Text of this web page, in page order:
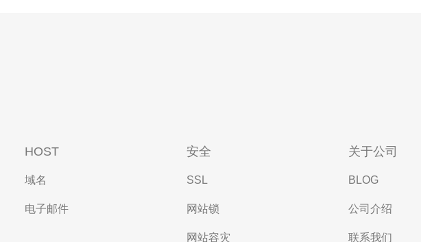
HOST
域名
电子邮件
安全
SSL
网站锁
网站容灾
关于公司
BLOG
公司介绍
联系我们